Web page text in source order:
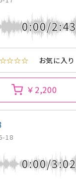
0:00/2:43
お気に入り
￥2,200
18
0:00/3:02